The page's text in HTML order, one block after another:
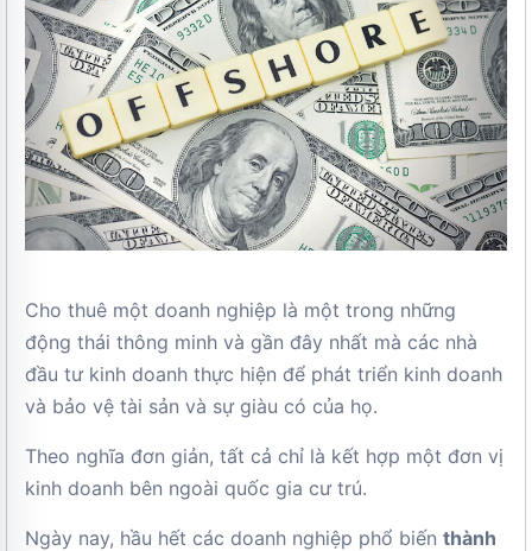
Cho thuê một doanh nghiệp là một trong những
động thái thông minh và gần đây nhất mà các nhà
đầu tư kinh doanh thực hiện để phát triển kinh doanh
và bảo vệ tài sản và sự giàu có của họ.
Theo nghĩa đơn giản, tất cả chỉ là kết hợp một đơn vị
kinh doanh bên ngoài quốc gia cư trú.
Ngày nay, hầu hết các doanh nghiệp phổ biến thành